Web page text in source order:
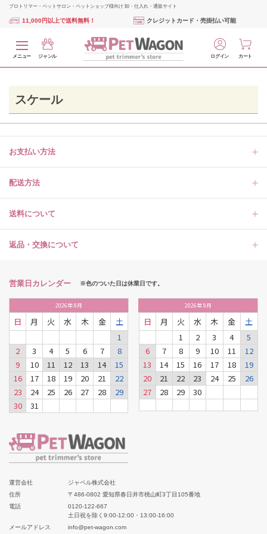
プロトリマー・ペットサロン・ペットショップ様向け 卸・仕入れ・通販サイト
11,000円以上で送料無料！ クレジットカード・売掛払い可能
メニュー ジャンル ログイン カート
スケール
お支払い方法
配送方法
送料について
返品・交換について
営業日カレンダー ※色のついた日は休業日です。
2026年8月
日 月 火 水 木 金
土
1
2
3 4 5 6 7
8
9
10 11 12 13 14
15
16
17 18 19 20 21
22
23
24 25 26 27 28
29
30
31
2026年9月
日 月 火 水 木 金
土
1
2 3 4
5
6
7 8 9 10 11
12
13
14 15 16 17 18
19
20
21 22 23 24 25
26
27
28 29 30
運営会社
ジャペル株式会社
住所
〒486-0802 愛知県春日井市桃山町3丁目105番地
電話
0120-122-667
土日祝を除く9:00-12:00・13:00-16:00
メールアドレス
info@pet-wagon.com